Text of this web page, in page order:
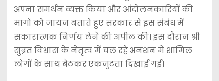
अपना समर्थन व्यक्त किया और आंदोलनकारियों की
मांगों को जायज बताते हुए सरकार से इस संबंध में
सकारात्मक निर्णय लेने की अपील की। इस दौरान श्री
सुब्रत विश्वास के नेतृत्व में चल रहे अनशन में शामिल
लोगों के साथ बैठकर एकजुटता दिखाई गई।